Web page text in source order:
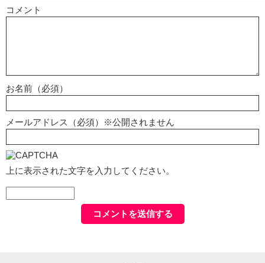
コメント
お名前（必須）
メールアドレス（必須）※公開されません
上に表示された文字を入力してください。